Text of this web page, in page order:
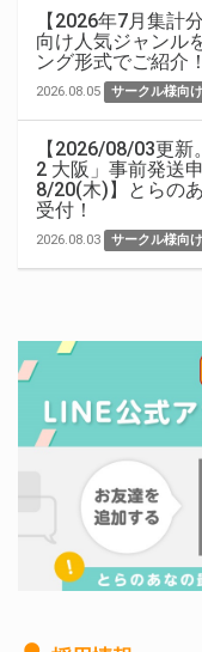
【2026年7月集計
向け人気ジャンル
ング形式でご紹介！
2026.08.05 サークル様向け
【2026/08/03更
2 大阪」事前発送
8/20(木)】とらの
受付！
2026.08.03 サークル様向け